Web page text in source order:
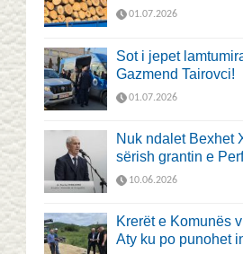
01.07.2026
Sot i jepet
Gazmend Tairovci!
01.07.2026
Nuk ndalet Bexhet
sërish grantin e
10.06.2026
Krerët e Komunës
Aty ku po punohet